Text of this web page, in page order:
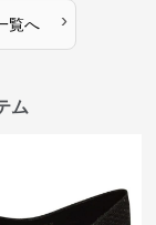
覧へ ›
ム